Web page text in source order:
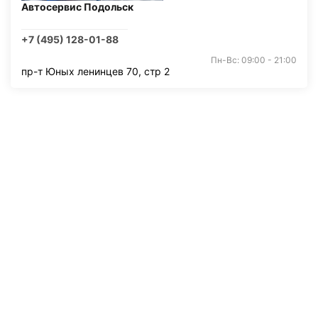
Автосервис Подольск
+7 (495) 128-01-88
Пн-Вс: 09:00 - 21:00
пр-т Юных ленинцев 70, стр 2